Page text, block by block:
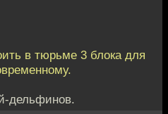
в тюрьме 3 блока для
дельфинов.